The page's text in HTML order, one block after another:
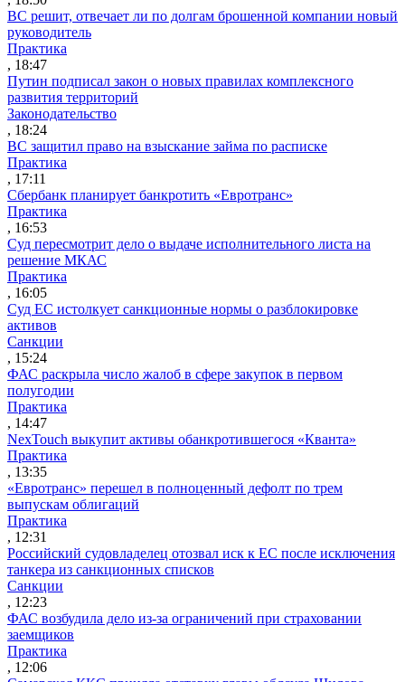
ВС решит, отвечает ли по долгам брошенной компании новый
руководитель
Практика
, 18:47
Путин подписал закон о новых правилах комплексного
развития территорий
Законодательство
, 18:24
ВС защитил право на взыскание займа по расписке
Практика
, 17:11
Сбербанк планирует банкротить «Евротранс»
Практика
, 16:53
Суд пересмотрит дело о выдаче исполнительного листа на
решение МКАС
Практика
, 16:05
Суд ЕС истолкует санкционные нормы о разблокировке
активов
Санкции
, 15:24
ФАС раскрыла число жалоб в сфере закупок в первом
полугодии
Практика
, 14:47
NexTouch выкупит активы обанкротившегося «Кванта»
Практика
, 13:35
«Евротранс» перешел в полноценный дефолт по трем
выпускам облигаций
Практика
, 12:31
Российский судовладелец отозвал иск к ЕС после исключения
танкера из санкционных списков
Санкции
, 12:23
ФАС возбудила дело из-за ограничений при страховании
заемщиков
Практика
, 12:06